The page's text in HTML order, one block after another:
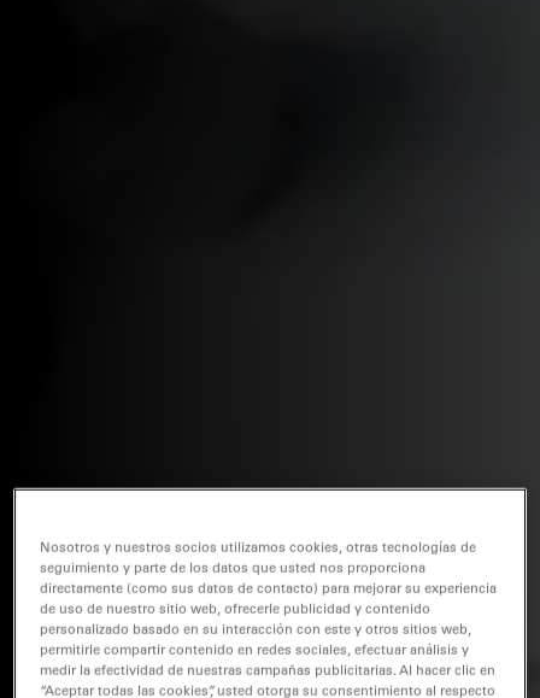
Nosotros y nuestros socios utilizamos cookies, otras tecnologías de
seguimiento y parte de los datos que usted nos proporciona
directamente (como sus datos de contacto) para mejorar su experiencia
de uso de nuestro sitio web, ofrecerle publicidad y contenido
personalizado basado en su interacción con este y otros sitios web,
permitirle compartir contenido en redes sociales, efectuar análisis y
medir la efectividad de nuestras campañas publicitarias. Al hacer clic en
“Aceptar todas las cookies”, usted otorga su consentimiento al respecto